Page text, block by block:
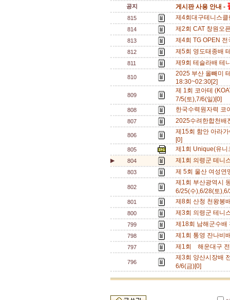
공지 게시판 사용 안내 -
815 제4회대구테니스
814 제2회 CAT 창원오
813 제4회 TG OPEN
812 제5회 영도태종배
811 제9회 테슬라배 테
810
2025 부산 올빼미
18:30~02:30[2]
809
제 1회 코아테
7/5(토),7/6(일)[0]
808 한국수력원자력 코
807 2025수려한합천배
806
제15회 함안 아라
[0]
805 제1회 Unique(유
▶ 804 제1회 의령군 테니
803 제 5회 울산 여성
802
제1회 부산광역시
6/25(수),6/28(토
801 제8회 산청 천왕봉
800 제3회 의령군 테니
799 제18회 남해군수
798 제1회 통영 잔나비
797 제1회 해운대구
796
제3회 양산시장배
6/6(금)[0]